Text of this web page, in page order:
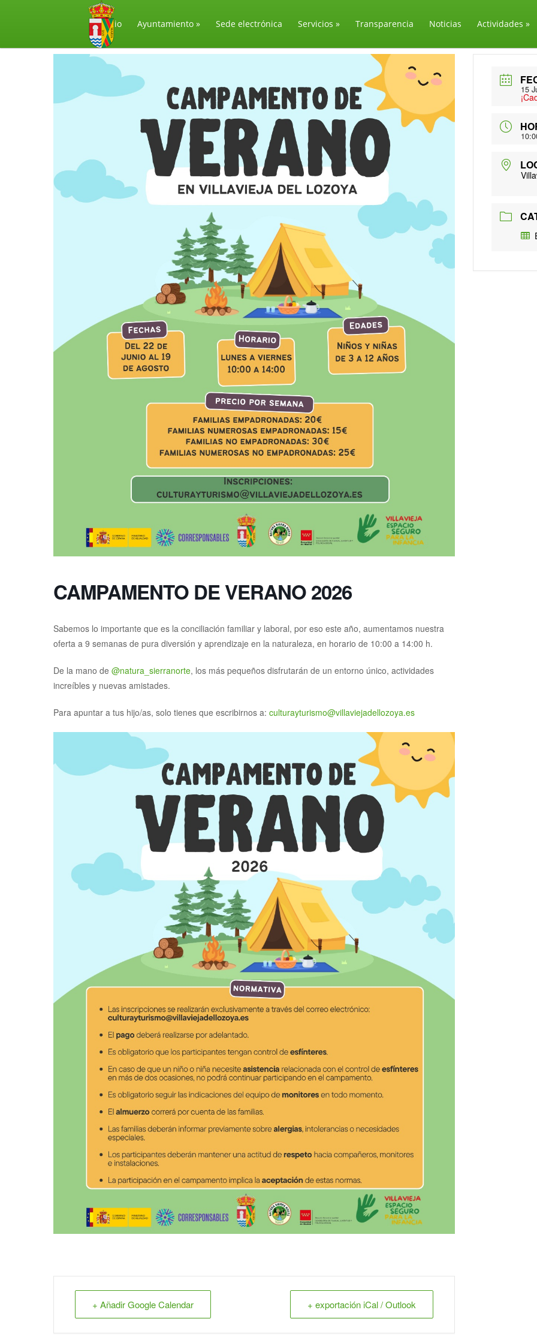
Inicio Ayuntamiento » Sede electrónica Servicios » Transparencia Noticias Actividades »
CAMPAMENTO DE VERANO 2026
Sabemos lo importante que es la conciliación familiar y laboral, por eso este año, aumentamos nuestra
oferta a 9 semanas de pura diversión y aprendizaje en la naturaleza, en horario de 10:00 a 14:00 h.
De la mano de @natura_sierranorte, los más pequeños disfrutarán de un entorno único, actividades
increíbles y nuevas amistades.
Para apuntar a tus hijo/as, solo tienes que escribirnos a: culturayturismo@villaviejadellozoya.es
+ Añadir Google Calendar + exportación iCal / Outlook
15